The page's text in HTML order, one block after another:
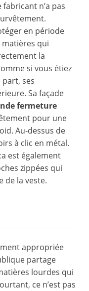
n’a pas
en période
qui
la
si vous étiez
part, ses
Sa façade
fermeture
pour une
Au-dessus de
à clic en métal.
est également
zippées qui
de la veste.
appropriée
partage
lourdes qui
ce n’est pas